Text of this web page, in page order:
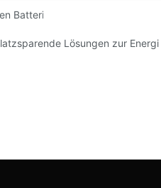
Batteriespeicherung: Trends
Lösungen zur